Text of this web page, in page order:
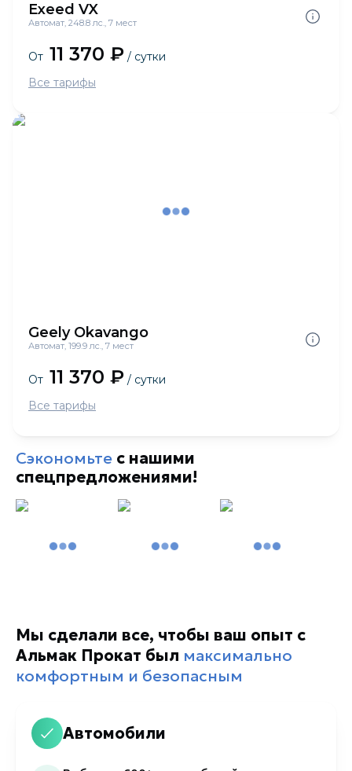
Exeed VX
Автомат, 248.8 лс., 7 мест
От 11 370 ₽ / сутки
Все тарифы
Geely Okavango
Автомат, 199.9 лс., 7 мест
От 11 370 ₽ / сутки
Все тарифы
Сэкономьте с нашими
спецпредложениями!
Мы сделали все, чтобы ваш опыт с
Альмак Прокат был максимально
комфортным и безопасным
Автомобили